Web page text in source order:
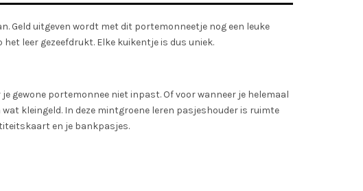
Geld uitgeven wordt met dit portemonneetje nog een leuke
leer gezeefdrukt. Elke kuikentje is dus uniek.
gewone portemonnee niet inpast. Of voor wanneer je helemaal
kleingeld. In deze mintgroene leren pasjeshouder is ruimte
en je bankpasjes.